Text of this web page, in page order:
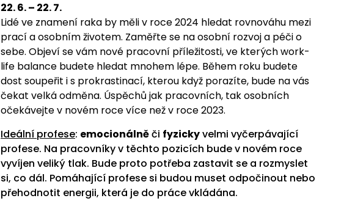
22. 6. – 22. 7.
Lidé ve znamení raka by měli v roce 2024 hledat rovnováhu mezi
prací a osobním životem. Zaměřte se na osobní rozvoj a péči o
sebe. Objeví se vám nové pracovní příležitosti, ve kterých work-
life balance budete hledat mnohem lépe. Během roku budete
dost soupeřit i s prokrastinací, kterou když porazíte, bude na vás
čekat velká odměna. Úspěchů jak pracovních, tak osobních
očekávejte v novém roce více než v roce 2023.
Ideální profese: emocionálněči fyzickyvelmi vyčerpávající
profese. Na pracovníky v těchto pozicích bude v novém roce
vyvíjen veliký tlak. Bude proto potřeba zastavit se a rozmyslet
si, co dál. Pomáhající profese si budou muset odpočinout nebo
přehodnotit energii, která je do práce vkládána.